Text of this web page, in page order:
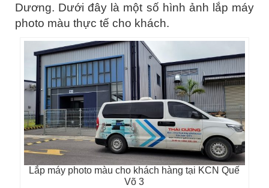
Dương. Dưới đây là một số hình ảnh lắp máy
photo màu thực tế cho khách.
Lắp máy photo màu cho khách hàng tại KCN Quế
Võ 3